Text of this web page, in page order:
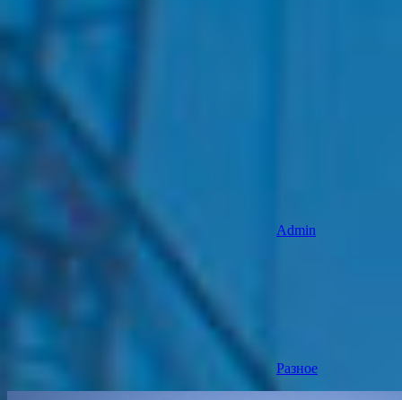
Admin
Разное